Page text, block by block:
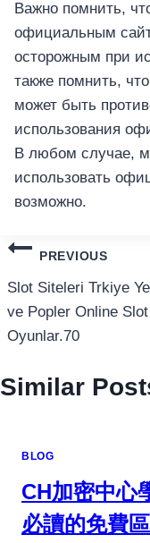
Важно помнить,
официальным
осторожным при
также помнить,
может быть
использования
В любом случае,
использовать
возможно.
แนะแนว
เรื่อง
PREVIOUS
Slot Siteleri Trkiye
ve Popler Online Slot
Oyunlar.70
Similar
BLOG
CH加密中心
必讀的免費